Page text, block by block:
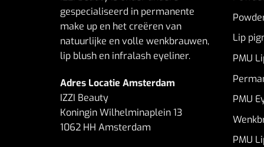
gespecialiseerd in permanente
make up en het creëren van
natuurlijke en volle wenkbrauwen,
lip blush en infralash eyeliner.
Adres Locatie Amsterdam
IZZI Beauty
Koningin Wilhelminaplein 13
1062 HH Amsterdam
Lip
PMU
PMU
PMU